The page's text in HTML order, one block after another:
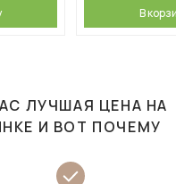
В
ЛУЧШАЯ ЦЕНА НА
И ВОТ ПОЧЕМУ